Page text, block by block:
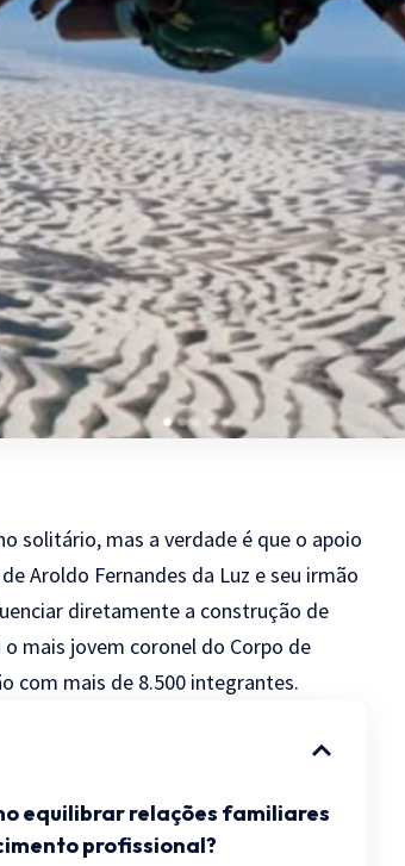
solitário, mas a verdade é que o apoio
Aroldo Fernandes da Luz e seu irmão
diretamente a construção de
mais jovem coronel do Corpo de
com mais de 8.500 integrantes.
equilibrar relações familiares
profissional?